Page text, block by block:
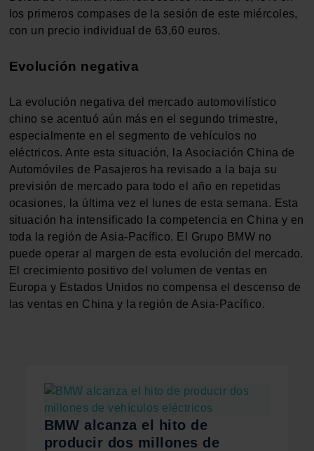
los primeros compases de la sesión de este miércoles,
con un precio individual de 63,60 euros.
Evolución negativa
La evolución negativa del mercado automovilístico
chino se acentuó aún más en el segundo trimestre,
especialmente en el segmento de vehículos no
eléctricos. Ante esta situación, la Asociación China de
Automóviles de Pasajeros ha revisado a la baja su
previsión de mercado para todo el año en repetidas
ocasiones, la última vez el lunes de esta semana. Esta
situación ha intensificado la competencia en China y en
toda la región de Asia-Pacífico. El Grupo BMW no
puede operar al margen de esta evolución del mercado.
El crecimiento positivo del volumen de ventas en
Europa y Estados Unidos no compensa el descenso de
las ventas en China y la región de Asia-Pacífico.
BMW alcanza el hito de
producir dos millones de